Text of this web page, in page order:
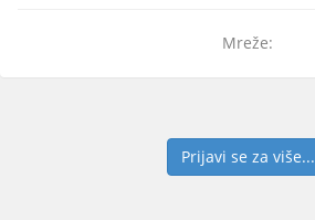
Mreže:
Prijavi se za više...